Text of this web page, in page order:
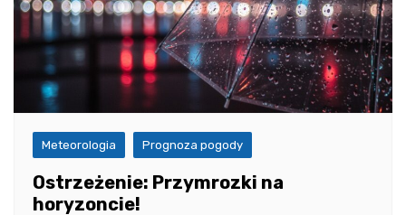
Meteorologia Prognoza pogody
Ostrzeżenie: Przymrozki na
horyzoncie!